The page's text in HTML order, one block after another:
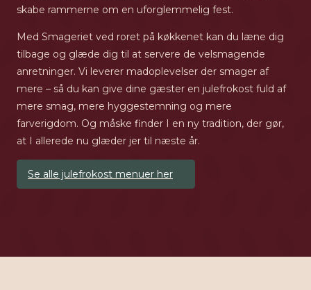
skabe rammerne om en uforglemmelig fest.
Med Smageriet ved roret på køkkenet kan du læne dig
tilbage og glæde dig til at servere de velsmagende
anretninger. Vi leverer madoplevelser der smager af
mere – så du kan give dine gæster en julefrokost fuld af
mere smag, mere hyggestemning og mere
farverigdom. Og måske finder I en ny tradition, der gør,
at I allerede nu glæder jer til næste år.
Se alle julefrokost menuer her